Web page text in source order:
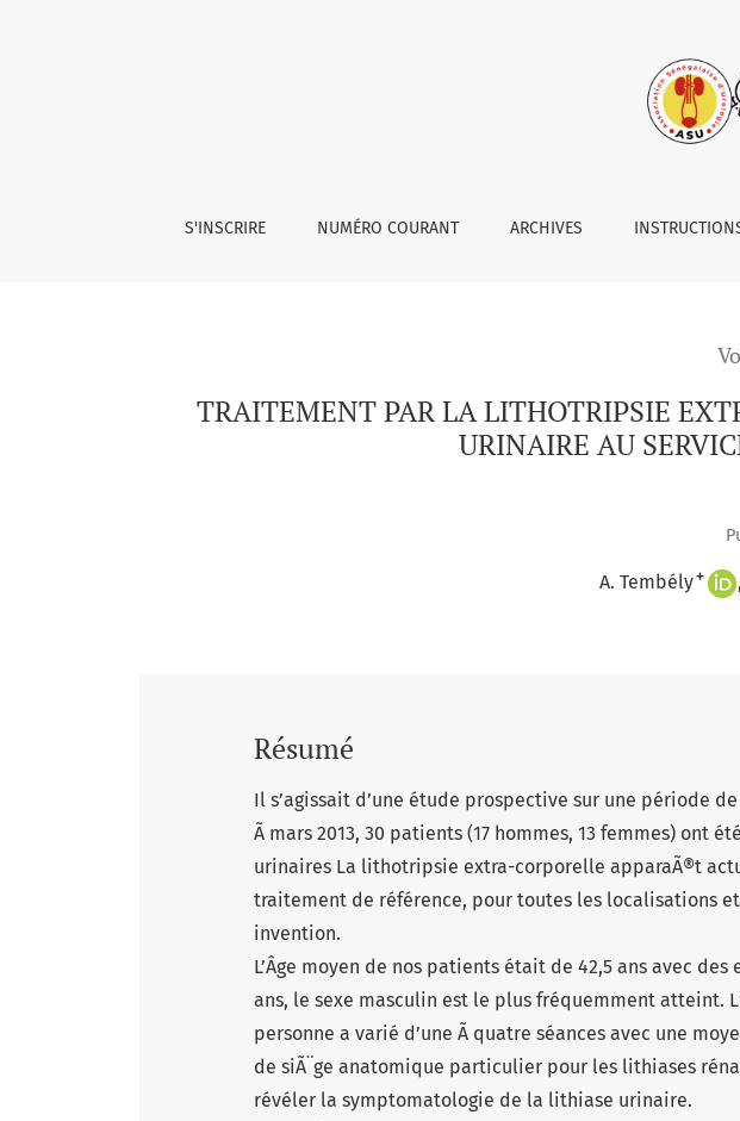
TRAITEMENT PAR LA LITHOTRIPSIE EXTRA-CORPORELLE DES
S'INSCRIRE NUMÉRO COURANT ARCHIVES
TRAITEMENT PAR LA LITHOTRIPSIE
URINAIRE AU
A. Tembély+
Résumé
Il s’agissait d’une étude prospective sur une période
Ã mars 2013, 30 patients (17 hommes, 13 femmes) ont
urinaires La lithotripsie extra-corporelle apparaÃ®t
traitement de référence, pour toutes les localisations
invention.
L’Âge moyen de nos patients était de 42,5 ans avec
ans, le sexe masculin est le plus fréquemment atteint.
personne a varié d’une Ã quatre séances avec une
de siÃ¨ge anatomique particulier pour les lithiases
révéler la symptomatologie de la lithiase urinaire.